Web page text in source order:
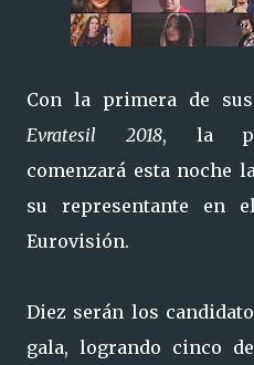
Con la primera de
Evratesil 2018, la
comenzará esta noche
su representante en
Eurovisión.
Diez serán los
gala, logrando cinco